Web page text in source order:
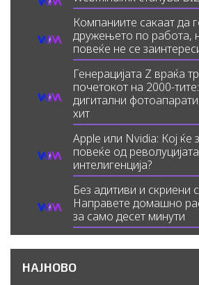
Компаниите сакаат да
дружењето по работа,
повеќе не се
Генерацијата Z враќа
почетокот на 2000-
дигитални
хит
Apple или Nvidia: Кој ќе
повеќе од
интелигенција?
Без адитиви и скриени
Направете домашно
за само десет минути
НАЈНОВО